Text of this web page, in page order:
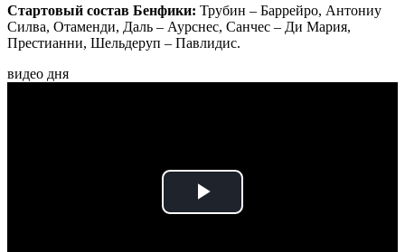
Стартовый состав Бенфики: Трубин – Баррейро, Антониу
Силва, Отаменди, Даль – Аурснес, Санчес – Ди Мария,
Престианни, Шельдеруп – Павлидис.
видео дня
Play